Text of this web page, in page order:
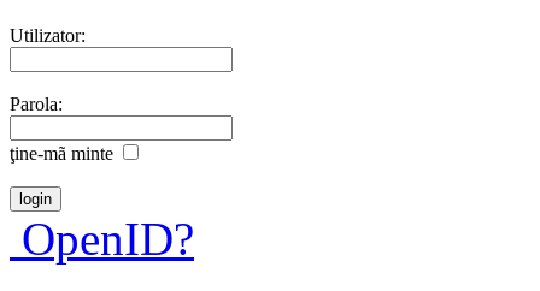
Utilizator:
Parola:
ţine-mã minte
OpenID?